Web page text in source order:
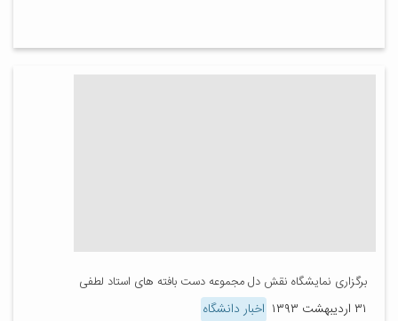
برگزاری نمایشگاه نقش دل مجموعه دست بافته های استاد لطفی
۳۱ اردیبهشت ۱۳۹۳ اخبار دانشگاه